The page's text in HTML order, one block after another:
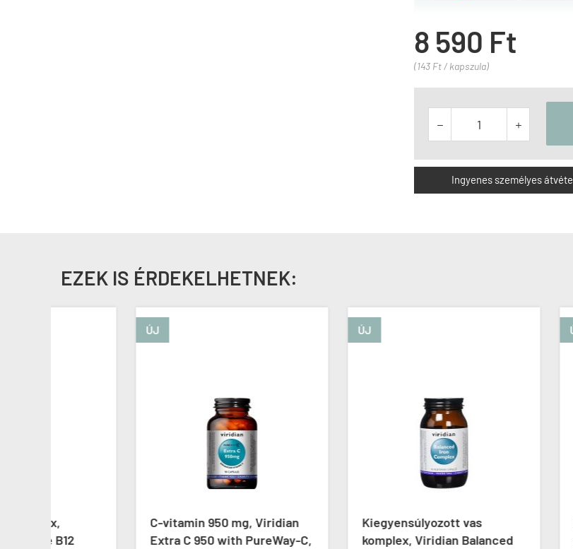
8 590 Ft
(143 Ft / kapszula)
 
Ingyenes személyes
EZEK IS ÉRDEKELHETNEK:
C-vitamin 950 mg, Viridian
Extra C 950 with PureWay-C,
Kiegyensúlyozott vas
komplex, Viridian Balanced
L-triptofán
mg,